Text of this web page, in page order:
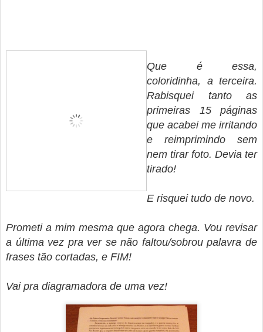
Que é essa,
coloridinha, a terceira.
Rabisquei tanto as
primeiras 15 páginas
que acabei me irritando
e reimprimindo sem
nem tirar foto. Devia ter
tirado!
E risquei tudo de novo.
Prometi a mim mesma que agora chega. Vou revisar
a última vez pra ver se não faltou/sobrou palavra de
frases tão cortadas, e FIM!
Vai pra diagramadora de uma vez!